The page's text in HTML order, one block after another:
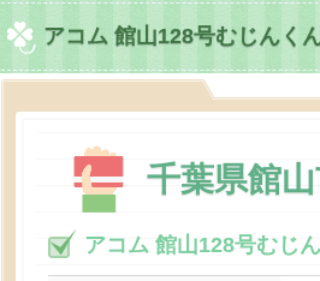
アコム 館山128号むじんく
千葉県館
アコム 館山128号むじ